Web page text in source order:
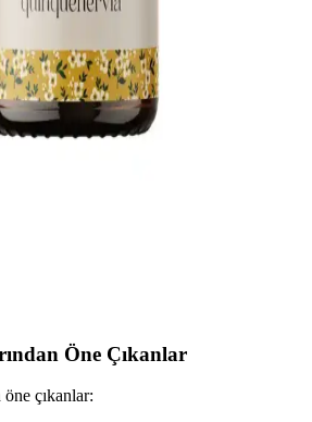
Yağı: Doğal ve Aromaterapiye
Uçucu Yağ
%100 doğal içerikleriyle cilt ve ruh
kokusuyla aromaterapi ve günlük
Öne Çıkanlar
çıkanlar: